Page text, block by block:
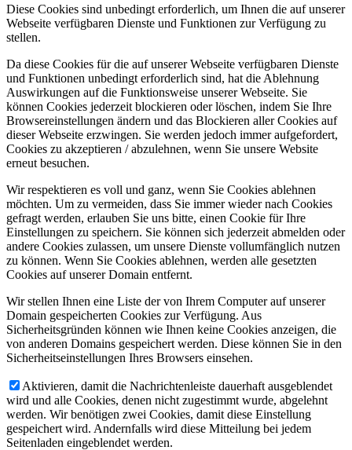
Diese Cookies sind unbedingt erforderlich, um Ihnen die auf unserer
Webseite verfügbaren Dienste und Funktionen zur Verfügung zu
stellen.
Da diese Cookies für die auf unserer Webseite verfügbaren Dienste
und Funktionen unbedingt erforderlich sind, hat die Ablehnung
Auswirkungen auf die Funktionsweise unserer Webseite. Sie
können Cookies jederzeit blockieren oder löschen, indem Sie Ihre
Browsereinstellungen ändern und das Blockieren aller Cookies auf
dieser Webseite erzwingen. Sie werden jedoch immer aufgefordert,
Cookies zu akzeptieren / abzulehnen, wenn Sie unsere Website
erneut besuchen.
Wir respektieren es voll und ganz, wenn Sie Cookies ablehnen
möchten. Um zu vermeiden, dass Sie immer wieder nach Cookies
gefragt werden, erlauben Sie uns bitte, einen Cookie für Ihre
Einstellungen zu speichern. Sie können sich jederzeit abmelden oder
andere Cookies zulassen, um unsere Dienste vollumfänglich nutzen
zu können. Wenn Sie Cookies ablehnen, werden alle gesetzten
Cookies auf unserer Domain entfernt.
Wir stellen Ihnen eine Liste der von Ihrem Computer auf unserer
Domain gespeicherten Cookies zur Verfügung. Aus
Sicherheitsgründen können wie Ihnen keine Cookies anzeigen, die
von anderen Domains gespeichert werden. Diese können Sie in den
Sicherheitseinstellungen Ihres Browsers einsehen.
Aktivieren, damit die Nachrichtenleiste dauerhaft ausgeblendet
wird und alle Cookies, denen nicht zugestimmt wurde, abgelehnt
werden. Wir benötigen zwei Cookies, damit diese Einstellung
gespeichert wird. Andernfalls wird diese Mitteilung bei jedem
Seitenladen eingeblendet werden.